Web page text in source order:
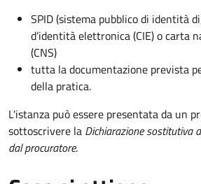
SPID (sistema pubblico di identità
d’identità elettronica (CIE) o carta
(CNS)
tutta la documentazione prevista
della pratica.
L'istanza può essere presentata da un
sottoscrivere la Dichiarazione sostitutiva
dal procuratore.